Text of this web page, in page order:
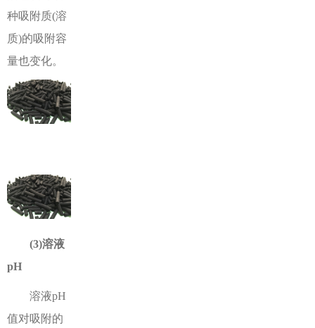
种吸附质(溶
质)的吸附容
量也变化。
(3)溶液
pH
溶液pH
值对吸附的